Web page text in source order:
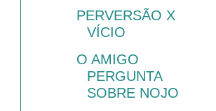
PERVERSÃO X
VÍCIO
O AMIGO
PERGUNTA
SOBRE NOJO